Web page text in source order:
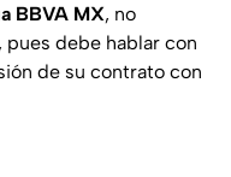
BBVA MX, no
pues debe hablar con
de su contrato con